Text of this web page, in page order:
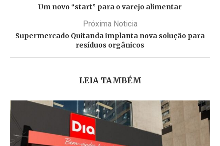
Um novo “start” para o varejo alimentar
Próxima Noticia
Supermercado Quitanda implanta nova solução para
resíduos orgânicos
LEIA TAMBÉM